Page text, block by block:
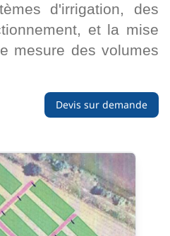
d'irrigation, des
et la mise
mesure des volumes
Devis sur demande